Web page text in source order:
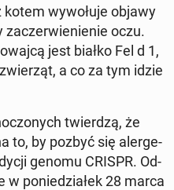
wy­wo­łu­je objawy
za­czer­wie­nie­nie oczu.
jest białko Fel d 1,
a co za tym idzie
twier­dzą, że
to, by pozbyć się aler­ge­
genomu CRISPR. Od­
w po­nie­dzia­łek 28 marca